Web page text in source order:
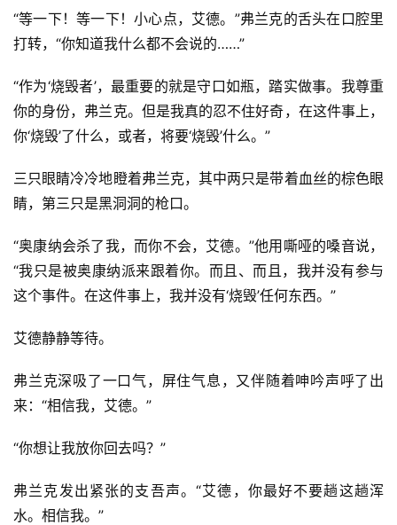
“等一下！等一下！小心点，艾德。”弗兰克的舌头在口腔里
打转，“你知道我什么都不会说的……”
“作为‘烧毁者’，最重要的就是守口如瓶，踏实做事。我尊重
你的身份，弗兰克。但是我真的忍不住好奇，在这件事上，
你‘烧毁’了什么，或者，将要‘烧毁’什么。”
三只眼睛冷冷地瞪着弗兰克，其中两只是带着血丝的棕色眼
睛，第三只是黑洞洞的枪口。
“奥康纳会杀了我，而你不会，艾德。”他用嘶哑的嗓音说，
“我只是被奥康纳派来跟着你。而且、而且，我并没有参与
这个事件。在这件事上，我并没有‘烧毁’任何东西。”
艾德静静等待。
弗兰克深吸了一口气，屏住气息，又伴随着呻吟声呼了出
来：“相信我，艾德。”
“你想让我放你回去吗？”
弗兰克发出紧张的支吾声。“艾德，你最好不要趟这趟浑
水。相信我。”